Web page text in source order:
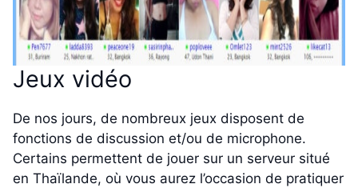
Jeux vidéo
De nos jours, de nombreux jeux disposent de
fonctions de discussion et/ou de microphone.
Certains permettent de jouer sur un serveur situé
en Thaïlande, où vous aurez l’occasion de pratiquer